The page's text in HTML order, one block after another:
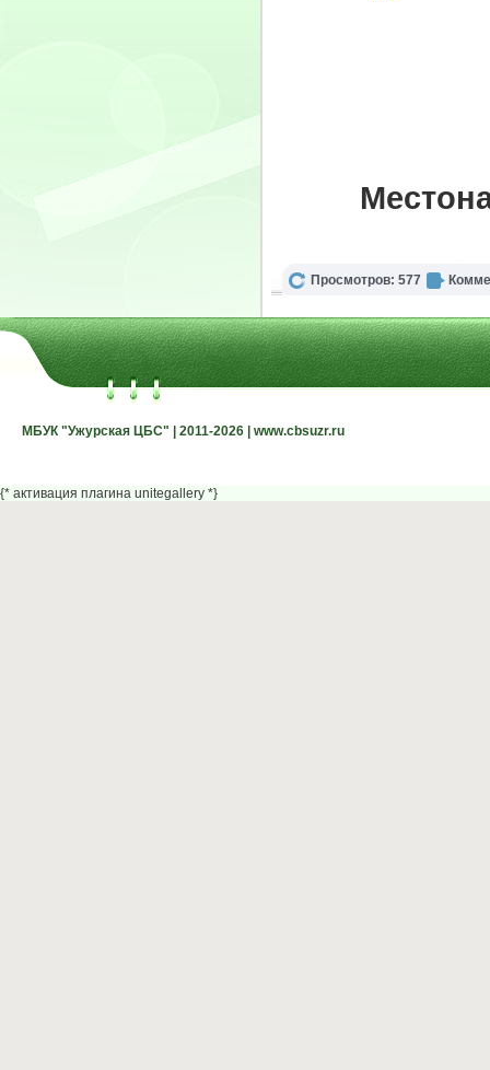
Просмотров: 577
МБУК "Ужурская ЦБС" | 2011-2026 | www.cbsuzr.ru
МБУК "Ужурская ЦБС" | 2011-2026 | www.cbsuzr.ru
{* активация плагина unitegallery *}